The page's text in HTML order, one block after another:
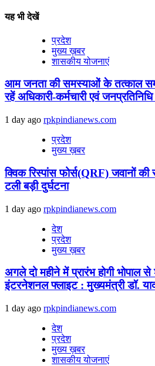
यह भी देखें
प्रदेश
मुख्य ख़बर
शासकीय योजनाएं
आम जनता की समस्याओं के तत्काल
रहें अधिकारी-कर्मचारी एवं
1 day ago rpkpindianews.com
प्रदेश
मुख्य ख़बर
क्विक रिस्पांस फोर्स(QRF) जवानों
टली बड़ी दुर्घटना
1 day ago rpkpindianews.com
देश
प्रदेश
मुख्य ख़बर
अगले दो महीने में प्रारंभ होगी भोपाल
इंटरनेशनल फ्लाइट : मुख्यमंत्री डॉ.
1 day ago rpkpindianews.com
देश
प्रदेश
मुख्य ख़बर
शासकीय योजनाएं